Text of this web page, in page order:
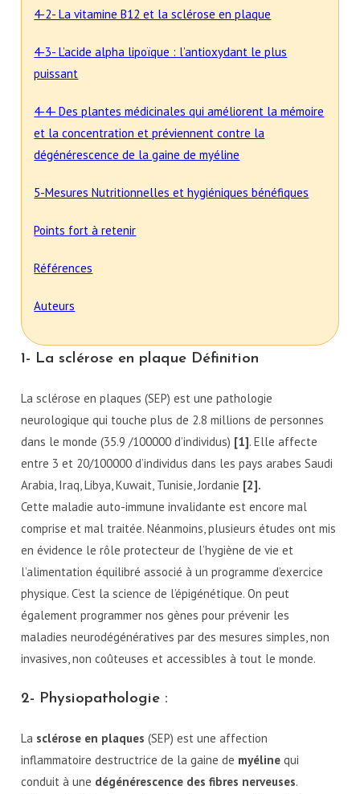
4-2- La vitamine B12 et la sclérose en plaque
4-3- L’acide alpha lipoïque : l’antioxydant le plus
puissant
4-4- Des plantes médicinales qui améliorent la mémoire
et la concentration et préviennent contre la
dégénérescence de la gaine de myéline
5-Mesures Nutritionnelles et hygiéniques bénéfiques
Points fort à retenir
Références
Auteurs
1- La sclérose en plaque Définition
La sclérose en plaques (SEP) est une pathologie
neurologique qui touche plus de 2.8 millions de personnes
dans le monde (35.9 /100000 d’individus) [1]. Elle affecte
entre 3 et 20/100000 d’individus dans les pays arabes Saudi
Arabia, Iraq, Libya, Kuwait, Tunisie, Jordanie [2].
Cette maladie auto-immune invalidante est encore mal
comprise et mal traitée. Néanmoins, plusieurs études ont mis
en évidence le rôle protecteur de l’hygiène de vie et
l’alimentation équilibré associé à un programme d’exercice
physique. C’est la science de l’épigénétique. On peut
également programmer nos gènes pour prévenir les
maladies neurodégénératives par des mesures simples, non
invasives, non coûteuses et accessibles à tout le monde.
2- Physiopathologie :
La sclérose en plaques (SEP) est une affection
inflammatoire destructrice de la gaine de myéline qui
conduit à une dégénérescence des fibres nerveuses.